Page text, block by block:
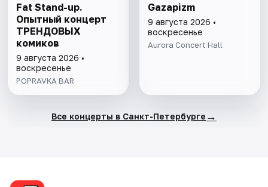
Fat Stand-up.
Опытный концерт
ТРЕНДОВЫХ
комиков
9 августа 2026 •
воскресенье
POPRAVKA BAR
Gazapizm
9 августа 2026 •
воскресенье
Aurora Concert Hall
Все концерты в Санкт-Петербурге →